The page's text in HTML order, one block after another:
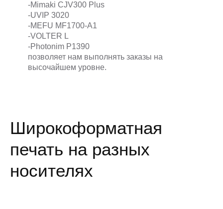
-Mimaki CJV300 Plus
-UVIP 3020
-MEFU MF1700-A1
-VOLTER L
-Photonim P1390
позволяет нам выполнять заказы на
высочайшем уровне.
Широкоформатная
печать на разных
носителях